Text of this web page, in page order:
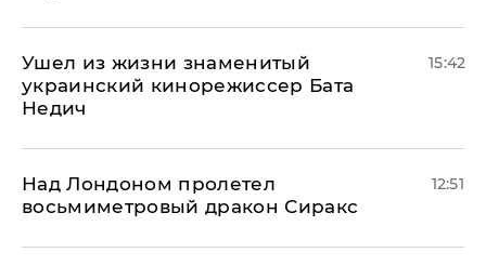
Ушел из жизни знаменитый
украинский кинорежиссер Бата
Недич
15:42
Над Лондоном пролетел
восьмиметровый дракон Сиракс
12:51